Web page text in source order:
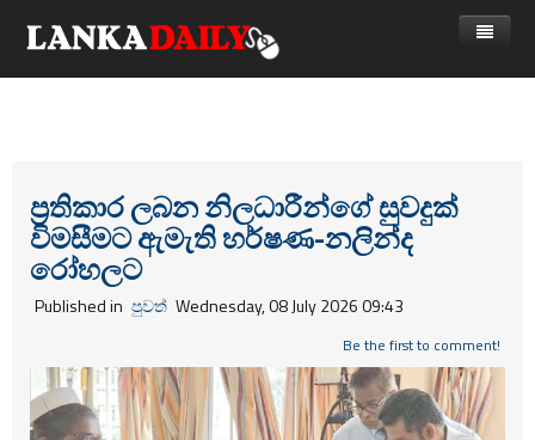
ප්‍රතිකාර ලබන නිලධාරීන්ගේ සුවදුක්
විමසීමට ඇමැති හර්ෂණ-නලින්ද
රෝහලට
Published in පුවත් Wednesday, 08 July 2026 09:43
Be the first to comment!
විදෙස්
ක්‍රීඩා
කලා
විශේෂාංග
Life
Gossip
විමසීම්
Advertise with us